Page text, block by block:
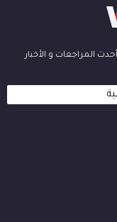
المراجعات و الأخبار